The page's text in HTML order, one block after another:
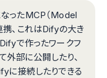
ったMCP（Model
、これはDifyの大き
で作ったワークフ
部に公開したり、
に接続したりできる